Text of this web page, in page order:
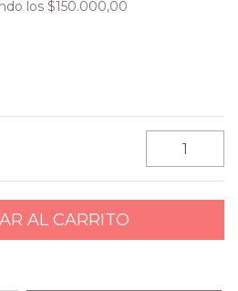
los$150.000,00